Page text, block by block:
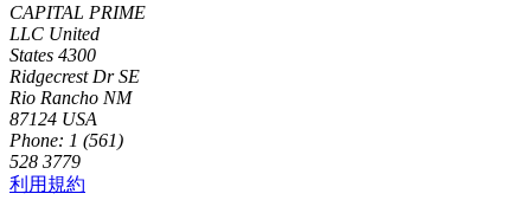
CAPITAL PRIME
LLC United
States 4300
Ridgecrest Dr SE
Rio Rancho NM
87124 USA
Phone: 1 (561)
528 3779
利用規約